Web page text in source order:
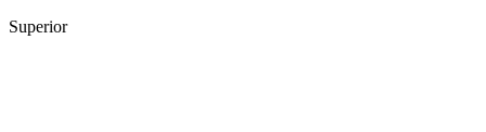
Superior